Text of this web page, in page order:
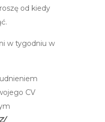
od kiedy
w tygodniu w
CV